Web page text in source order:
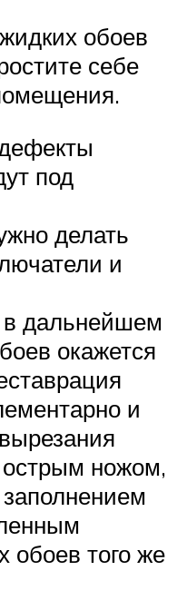
обоев
себе
под
делать
и
в дальнейшем
окажется
и
ножом,
обоев того же